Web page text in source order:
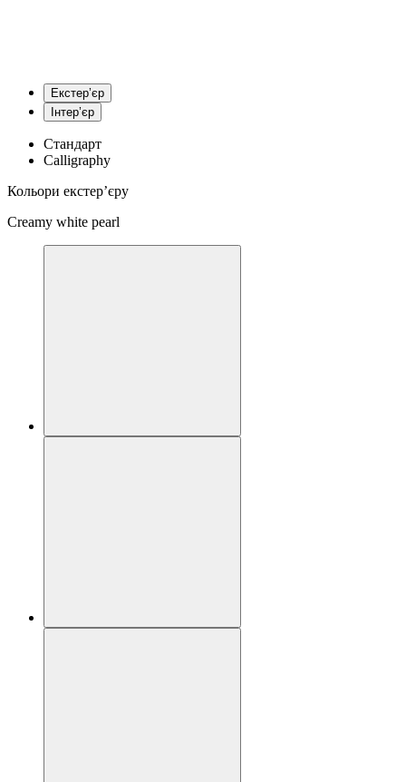
Екстер’єр
Інтер’єр
Стандарт
Calligraphy
Кольори екстер’єру
Creamy white pearl